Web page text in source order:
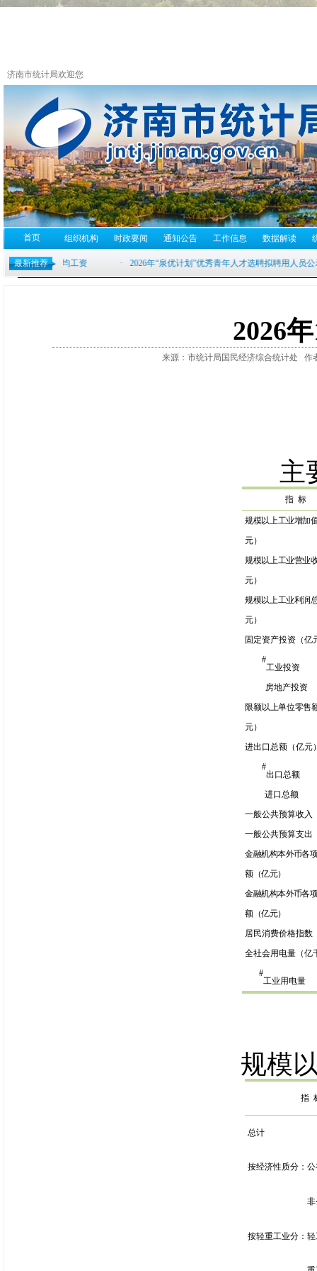
济南市统计局欢迎您
首页 组织机构 时政要闻 通知公告 工作信息 数据解读
最新推荐
2026
来源：市统计局国民经济综合统计处 作
主
指 标
规模以上工业增加
元）
规模以上工业营业
元）
规模以上工业利润
元）
固 定资产投资（亿
#
工业投资
房地产投资
限额以上单位零售
元）
进出口总额（亿元
#
出口总额
进口总额
一般公共预算收入
一般公共预算支出
金融机构本外币各
额（亿元）
金融机构本外币各
额（亿元）
居民消费价格指数
全社会用电量（亿
#
工业用电量
规模
指
总计
按经济性质分：
按轻重工业分：